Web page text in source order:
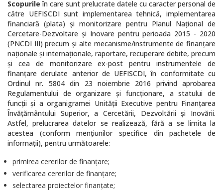
Scopurile în care sunt prelucrate datele cu caracter personal de
către UEFISCDI sunt implementarea tehnică, implementarea
financiară (plata) și monitorizare pentru Planul Național de
Cercetare-Dezvoltare și Inovare pentru perioada 2015 - 2020
(PNCDI III) precum și alte mecanisme/instrumente de finanțare
naționale și internaționale, raportare, recuperare debite, precum
și cea de monitorizare ex-post pentru instrumentele de
finanțare derulate anterior de UEFISCDI, în conformitate cu
Ordinul nr. 5804 din 23 noiembrie 2016 privind aprobarea
Regulamentului de organizare şi funcţionare, a statului de
funcţii şi a organigramei Unităţii Executive pentru Finanţarea
Învăţământului Superior, a Cercetării, Dezvoltării şi Inovării.
Astfel, prelucrarea datelor se realizează, fără a se limita la
acestea (conform mențiunilor specifice din pachetele de
informații), pentru următoarele:
primirea cererilor de finanțare;
verificarea cererilor de finanțare;
selectarea proiectelor finanțate;